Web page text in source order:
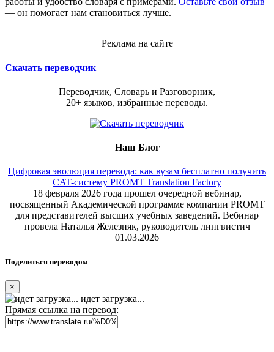
— он помогает нам становиться лучше.
Реклама на сайте
Скачать переводчик
Переводчик, Словарь и Разговорник,
20+ языков, избранные переводы.
Наш Блог
Цифровая эволюция перевода: как вузам бесплатно получить
CAT-систему PROMT Translation Factory
18 февраля 2026 года прошел очередной вебинар,
посвященный Академической программе компании PROMT
для представителей высших учебных заведений. Вебинар
провела Наталья Железняк, руководитель лингвистич
01.03.2026
Поделиться переводом
×
идет загрузка...
Прямая ссылка на перевод: